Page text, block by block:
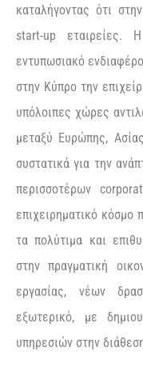
καταλήγοντας ότι
start-up εταιρείες.
εντυπωσιακό
στην Κύπρο την
υπόλοιπες χώρες
μεταξύ Ευρώπης,
συστατικά για την
περισσοτέρων
επιχειρηματικό κόσμο
τα πολύτιμα και
στην πραγματική
εργασίας, νέων
εξωτερικό, με
υπηρεσιών στην